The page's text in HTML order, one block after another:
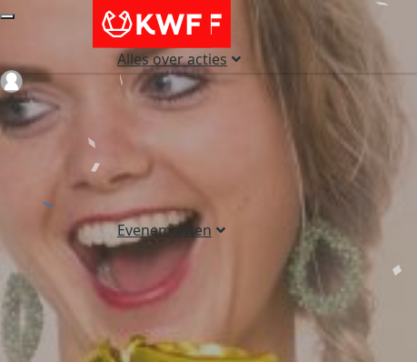
Alles over acties
Evenementen
Login